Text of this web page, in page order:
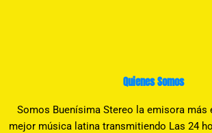
Quienes Somos
Somos Buenísima Stereo la emisora más
mejor música latina transmitiendo Las 24